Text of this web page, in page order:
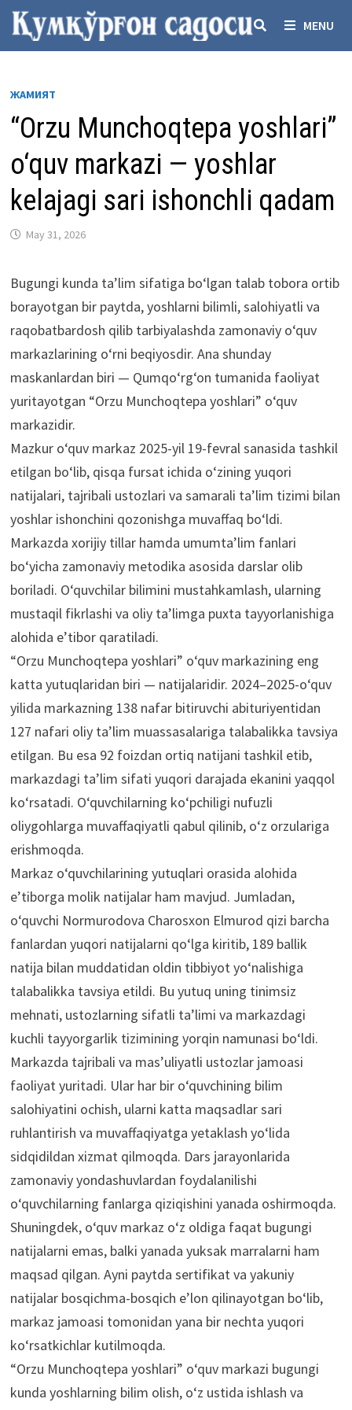
Skip
to
content
MENU
ЖАМИЯТ
“Orzu Munchoqtepa yoshlari”
o‘quv markazi — yoshlar
kelajagi sari ishonchli qadam
May 31, 2026
Bugungi kunda ta’lim sifatiga bo‘lgan talab tobora ortib
borayotgan bir paytda, yoshlarni bilimli, salohiyatli va
raqobatbardosh qilib tarbiyalashda zamonaviy o‘quv
markazlarining o‘rni beqiyosdir. Ana shunday
maskanlardan biri — Qumqo‘rg‘on tumanida faoliyat
yuritayotgan “Orzu Munchoqtepa yoshlari” o‘quv
markazidir.
Mazkur o‘quv markaz 2025-yil 19-fevral sanasida tashkil
etilgan bo‘lib, qisqa fursat ichida o‘zining yuqori
natijalari, tajribali ustozlari va samarali ta’lim tizimi bilan
yoshlar ishonchini qozonishga muvaffaq bo‘ldi.
Markazda xorijiy tillar hamda umumta’lim fanlari
bo‘yicha zamonaviy metodika asosida darslar olib
boriladi. O‘quvchilar bilimini mustahkamlash, ularning
mustaqil fikrlashi va oliy ta’limga puxta tayyorlanishiga
alohida e’tibor qaratiladi.
“Orzu Munchoqtepa yoshlari” o‘quv markazining eng
katta yutuqlaridan biri — natijalaridir. 2024–2025-o‘quv
yilida markazning 138 nafar bitiruvchi abituriyentidan
127 nafari oliy ta’lim muassasalariga talabalikka tavsiya
etilgan. Bu esa 92 foizdan ortiq natijani tashkil etib,
markazdagi ta’lim sifati yuqori darajada ekanini yaqqol
ko‘rsatadi. O‘quvchilarning ko‘pchiligi nufuzli
oliygohlarga muvaffaqiyatli qabul qilinib, o‘z orzulariga
erishmoqda.
Markaz o‘quvchilarining yutuqlari orasida alohida
e’tiborga molik natijalar ham mavjud. Jumladan,
o‘quvchi Normurodova Charosxon Elmurod qizi barcha
fanlardan yuqori natijalarni qo‘lga kiritib, 189 ballik
natija bilan muddatidan oldin tibbiyot yo‘nalishiga
talabalikka tavsiya etildi. Bu yutuq uning tinimsiz
mehnati, ustozlarning sifatli ta’limi va markazdagi
kuchli tayyorgarlik tizimining yorqin namunasi bo‘ldi.
Markazda tajribali va mas’uliyatli ustozlar jamoasi
faoliyat yuritadi. Ular har bir o‘quvchining bilim
salohiyatini ochish, ularni katta maqsadlar sari
ruhlantirish va muvaffaqiyatga yetaklash yo‘lida
sidqidildan xizmat qilmoqda. Dars jarayonlarida
zamonaviy yondashuvlardan foydalanilishi
o‘quvchilarning fanlarga qiziqishini yanada oshirmoqda.
Shuningdek, o‘quv markaz o‘z oldiga faqat bugungi
natijalarni emas, balki yanada yuksak marralarni ham
maqsad qilgan. Ayni paytda sertifikat va yakuniy
natijalar bosqichma-bosqich e’lon qilinayotgan bo‘lib,
markaz jamoasi tomonidan yana bir nechta yuqori
ko‘rsatkichlar kutilmoqda.
“Orzu Munchoqtepa yoshlari” o‘quv markazi bugungi
kunda yoshlarning bilim olish, o‘z ustida ishlash va